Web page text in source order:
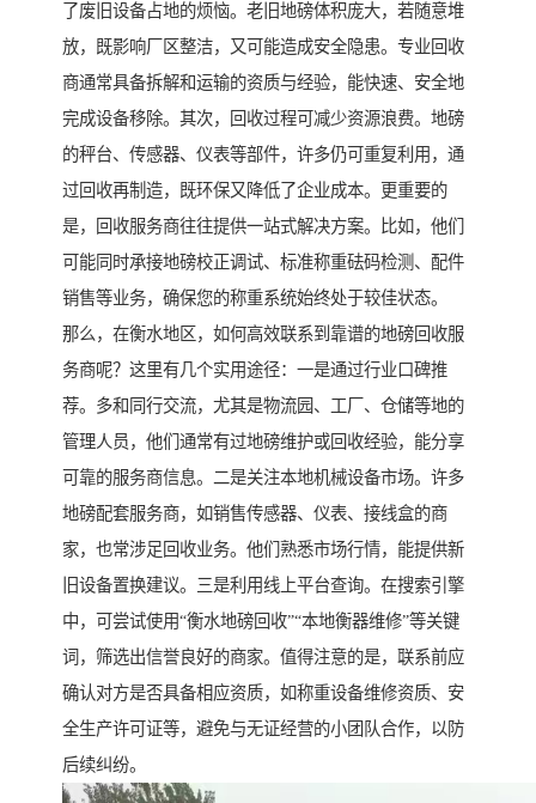
了废旧设备占地的烦恼。老旧地磅体积庞大，若随意堆
放，既影响厂区整洁，又可能造成安全隐患。专业回收
商通常具备拆解和运输的资质与经验，能快速、安全地
完成设备移除。其次，回收过程可减少资源浪费。地磅
的秤台、传感器、仪表等部件，许多仍可重复利用，通
过回收再制造，既环保又降低了企业成本。更重要的
是，回收服务商往往提供一站式解决方案。比如，他们
可能同时承接地磅校正调试、标准称重砝码检测、配件
销售等业务，确保您的称重系统始终处于较佳状态。
那么，在衡水地区，如何高效联系到靠谱的地磅回收服
务商呢？这里有几个实用途径：一是通过行业口碑推
荐。多和同行交流，尤其是物流园、工厂、仓储等地的
管理人员，他们通常有过地磅维护或回收经验，能分享
可靠的服务商信息。二是关注本地机械设备市场。许多
地磅配套服务商，如销售传感器、仪表、接线盒的商
家，也常涉足回收业务。他们熟悉市场行情，能提供新
旧设备置换建议。三是利用线上平台查询。在搜索引擎
中，可尝试使用“衡水地磅回收”“本地衡器维修”等关键
词，筛选出信誉良好的商家。值得注意的是，联系前应
确认对方是否具备相应资质，如称重设备维修资质、安
全生产许可证等，避免与无证经营的小团队合作，以防
后续纠纷。